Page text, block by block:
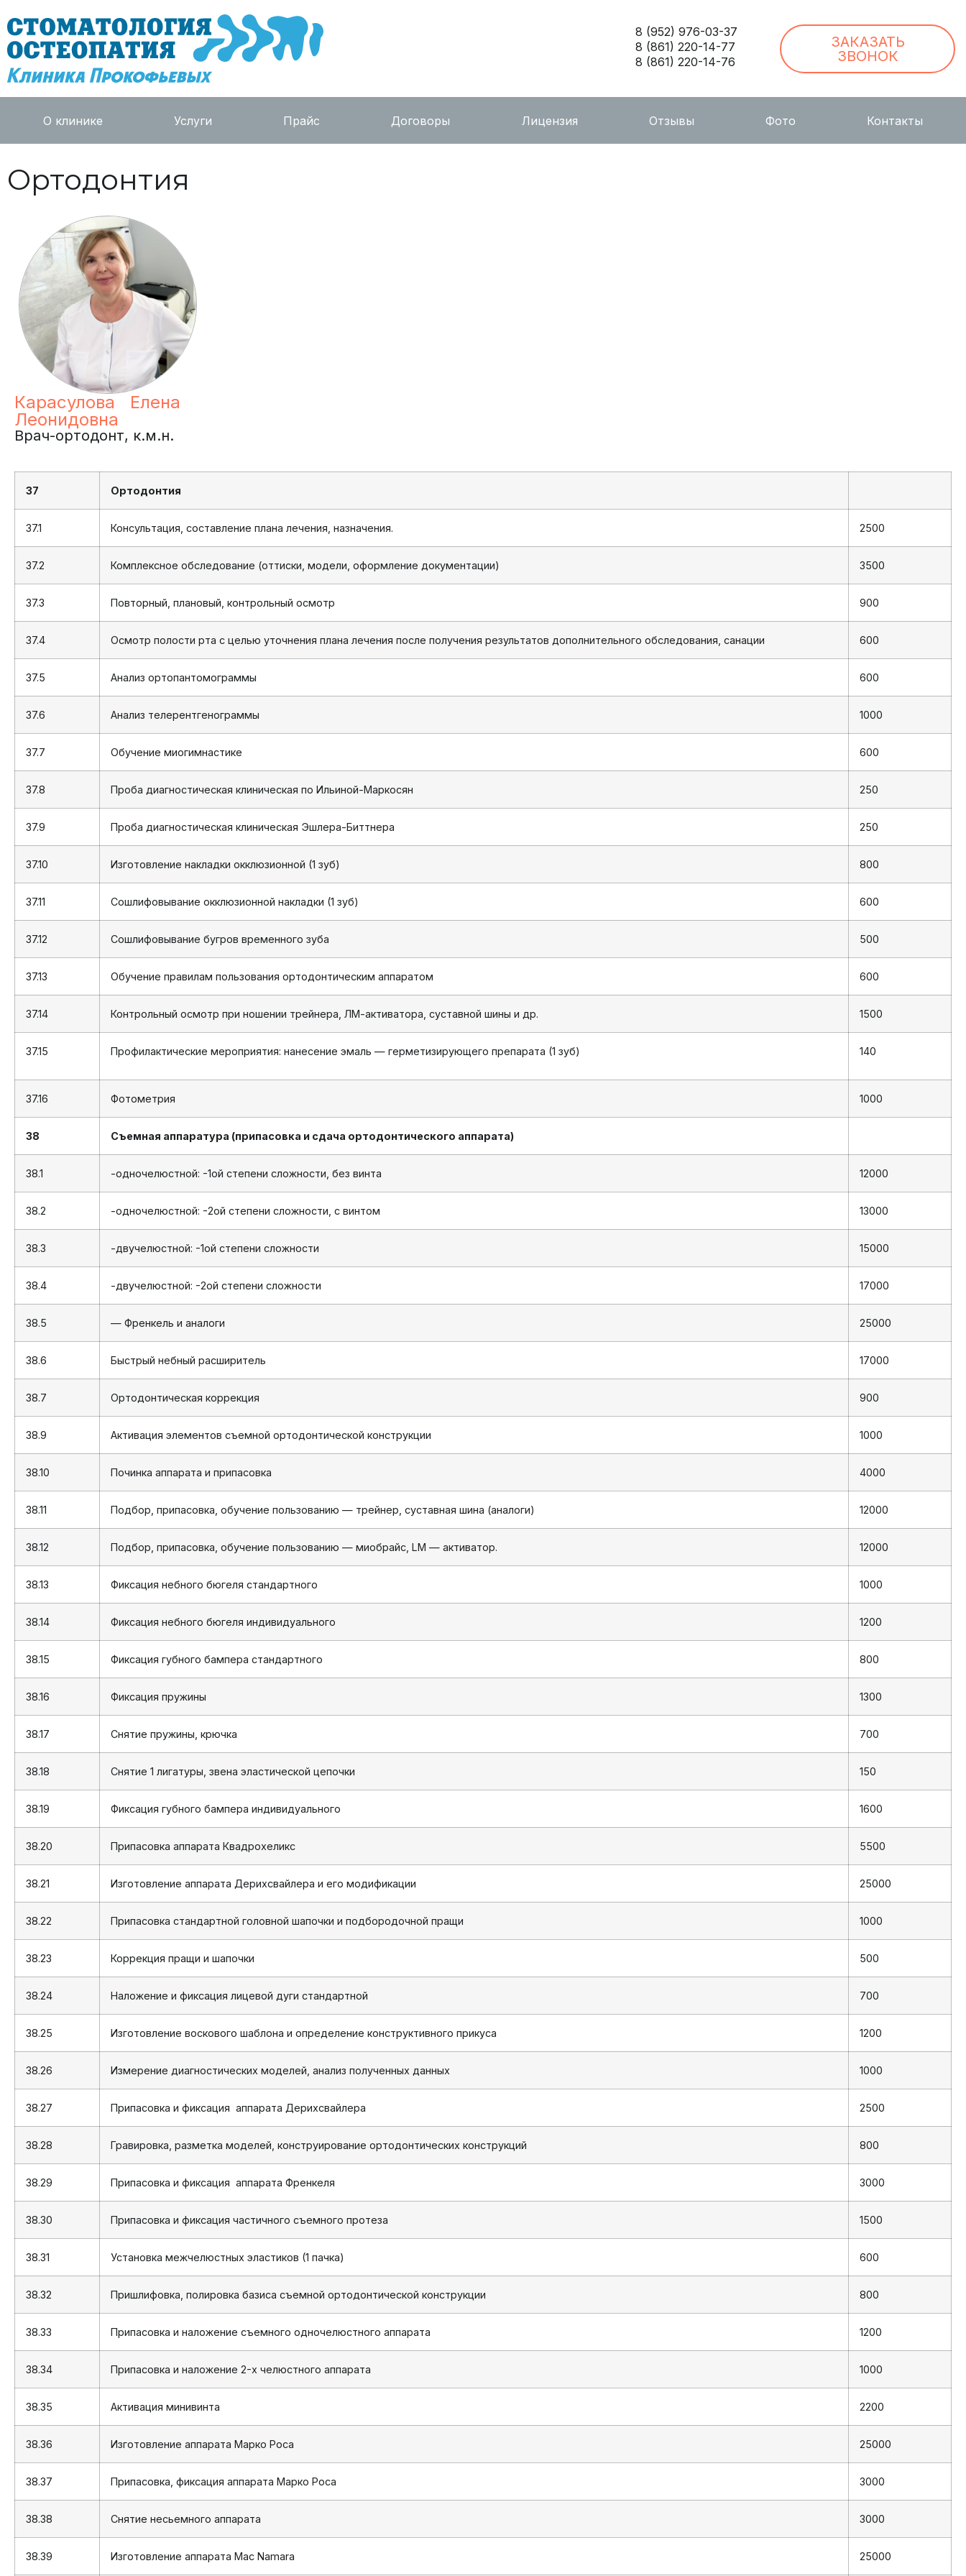
8 (952) 976-03-37
8 (861) 220-14-77
8 (861) 220-14-76
ЗАКАЗАТЬ
ЗВОНОК
О клинике Услуги Прайс Договоры Лицензия Отзывы Фото Контакты
Ортодонтия
Карасулова Елена
Леонидовна
Врач-ортодонт, к.м.н.
37 Ортодонтия
37.1 Консультация, составление плана лечения, назначения. 2500
37.2 Комплексное обследование (оттиски, модели, оформление документации) 3500
37.3 Повторный, плановый, контрольный осмотр 900
37.4 Осмотр полости рта с целью уточнения плана лечения после получения результатов дополнительного обследования, санации 600
37.5 Анализ ортопантомограммы 600
37.6 Анализ телерентгенограммы 1000
37.7 Обучение миогимнастике 600
37.8 Проба диагностическая клиническая по Ильиной-Маркосян 250
37.9 Проба диагностическая клиническая Эшлера-Биттнера 250
37.10 Изготовление накладки окклюзионной (1 зуб) 800
37.11 Сошлифовывание окклюзионной накладки (1 зуб) 600
37.12 Сошлифовывание бугров временного зуба 500
37.13 Обучение правилам пользования ортодонтическим аппаратом 600
37.14 Контрольный осмотр при ношении трейнера, ЛМ-активатора, суставной шины и др. 1500
37.15 Профилактические мероприятия: нанесение эмаль — герметизирующего препарата (1 зуб) 140
37.16 Фотометрия 1000
38 Съемная аппаратура (припасовка и сдача ортодонтического аппарата)
38.1 -одночелюстной: -1ой степени сложности, без винта 12000
38.2 -одночелюстной: -2ой степени сложности, с винтом 13000
38.3 -двучелюстной: -1ой степени сложности 15000
38.4 -двучелюстной: -2ой степени сложности 17000
38.5 — Френкель и аналоги 25000
38.6 Быстрый небный расширитель 17000
38.7 Ортодонтическая коррекция 900
38.9 Активация элементов съемной ортодонтической конструкции 1000
38.10 Починка аппарата и припасовка 4000
38.11 Подбор, припасовка, обучение пользованию — трейнер, суставная шина (аналоги) 12000
38.12 Подбор, припасовка, обучение пользованию — миобрайс, LM — активатор. 12000
38.13 Фиксация небного бюгеля стандартного 1000
38.14 Фиксация небного бюгеля индивидуального 1200
38.15 Фиксация губного бампера стандартного 800
38.16 Фиксация пружины 1300
38.17 Снятие пружины, крючка 700
38.18 Снятие 1 лигатуры, звена эластической цепочки 150
38.19 Фиксация губного бампера индивидуального 1600
38.20 Припасовка аппарата Квадрохеликс 5500
38.21 Изготовление аппарата Дерихсвайлера и его модификации 25000
38.22 Припасовка стандартной головной шапочки и подбородочной пращи 1000
38.23 Коррекция пращи и шапочки 500
38.24 Наложение и фиксация лицевой дуги стандартной 700
38.25 Изготовление воскового шаблона и определение конструктивного прикуса 1200
38.26 Измерение диагностических моделей, анализ полученных данных 1000
38.27 Припасовка и фиксация аппарата Дерихсвайлера 2500
38.28 Гравировка, разметка моделей, конструирование ортодонтических конструкций 800
38.29 Припасовка и фиксация аппарата Френкеля 3000
38.30 Припасовка и фиксация частичного съемного протеза 1500
38.31 Установка межчелюстных эластиков (1 пачка) 600
38.32 Пришлифовка, полировка базиса съемной ортодонтической конструкции 800
38.33 Припасовка и наложение съемного одночелюстного аппарата 1200
38.34 Припасовка и наложение 2-х челюстного аппарата 1000
38.35 Активация минивинта 2200
38.36 Изготовление аппарата Марко Роса 25000
38.37 Припасовка, фиксация аппарата Марко Роса 3000
38.38 Снятие несьемного аппарата 3000
38.39 Изготовление аппарата Mac Namara 25000